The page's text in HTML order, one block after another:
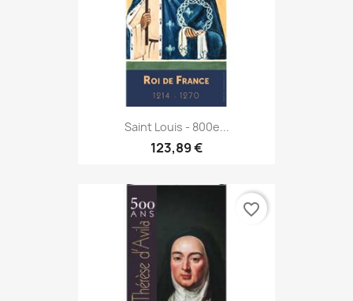
Saint Louis - 800e...
123,89 €
favorite_border